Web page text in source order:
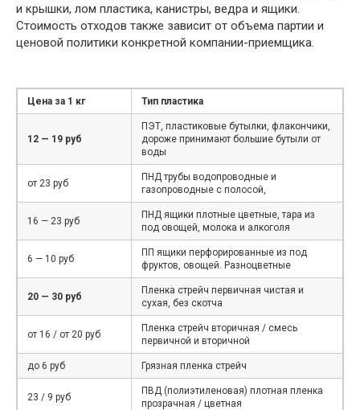
и крышки, лом пластика, канистры, ведра и ящики.
Стоимость отходов также зависит от объема партии и
ценовой политики конкретной компании-приемщика.
Цена за 1 кг Тип пластика
12 — 19 руб
ПЭТ, пластиковые бутылки, флакончики,
дороже принимают большие бутыли от
воды
от 23 руб
ПНД трубы водопроводные и
газопроводные с полосой,
16 — 23 руб
ПНД ящики плотные цветные, тара из
под овощей, молока и алкоголя
6 — 10 руб
ПП ящики перфорированные из под
фруктов, овощей. Разноцветные
20 — 30 руб
Пленка стрейч первичная чистая и
сухая, без скотча
от 16 / от 20 руб
Пленка стрейч вторичная / смесь
первичной и вторичной
до 6 руб Грязная пленка стрейч
23 / 9 руб
ПВД (полиэтиленовая) плотная пленка
прозрачная / цветная